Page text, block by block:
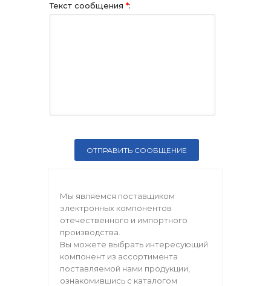
Текст сообщения *:
Мы являемся поставщиком
электронных компонентов
отечественного и импортного
производства.
Вы можете выбрать интересующий
компонент из ассортимента
поставляемой нами продукции,
ознакомившись с каталогом